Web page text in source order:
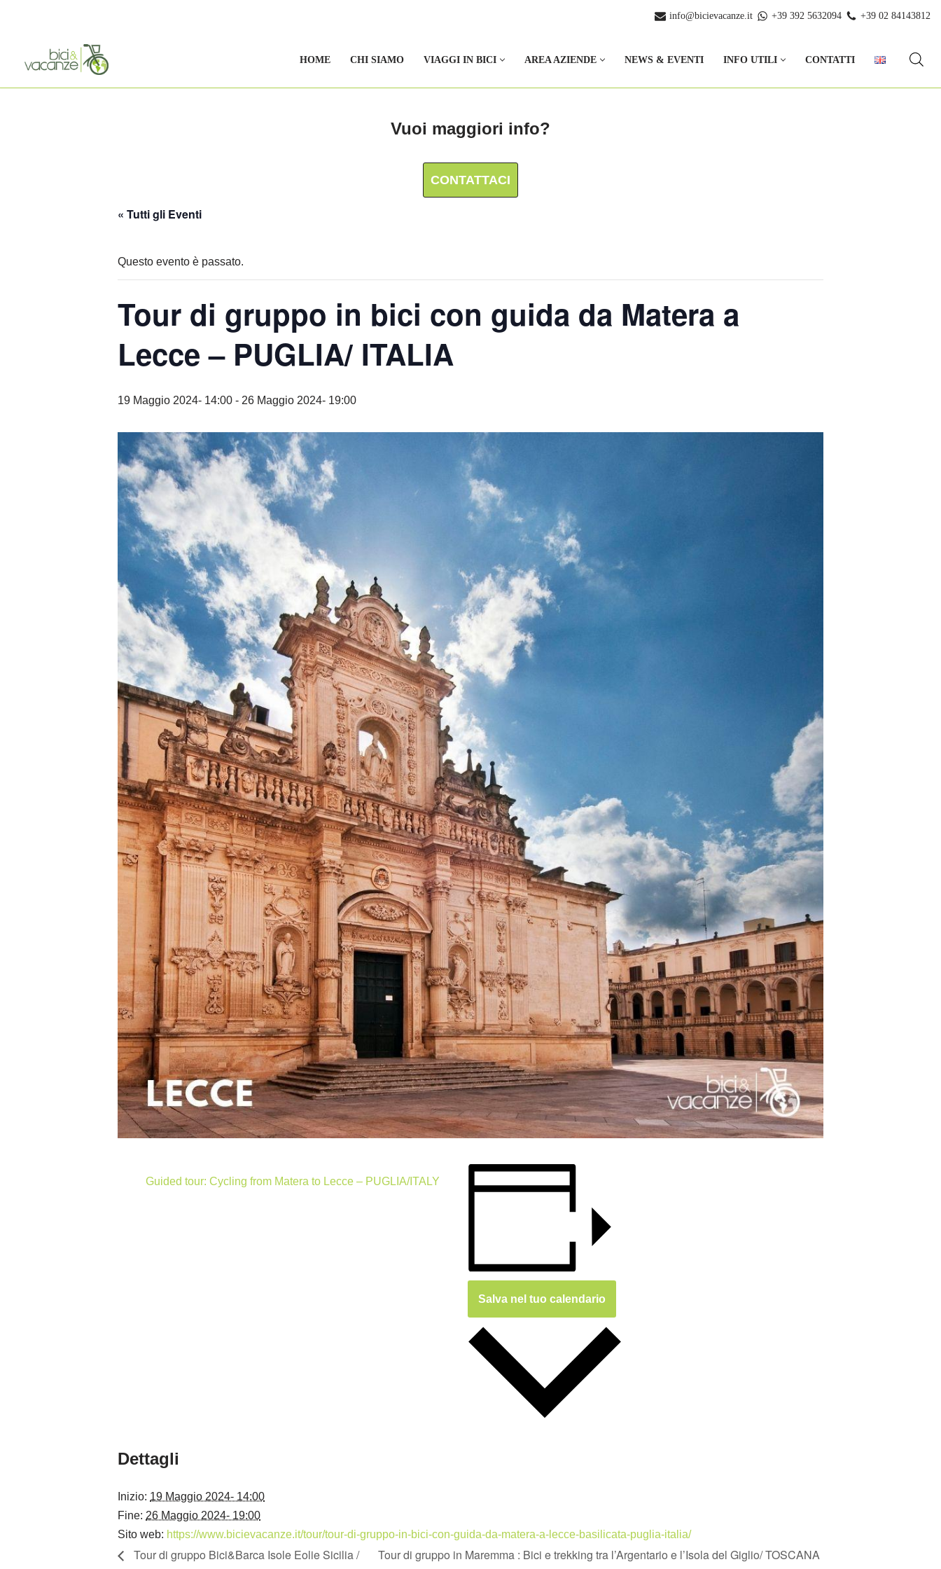
info@bicievacanze.it +39 392 5632094 +39 02 84143812
HOME CHI SIAMO VIAGGI IN BICI AREA AZIENDE NEWS & EVENTI INFO UTILI CONTATTI
Vuoi maggiori info?
CONTATTACI
« Tutti gli Eventi
Questo evento è passato.
Tour di gruppo in bici con guida da Matera a
Lecce – PUGLIA/ ITALIA
19 Maggio 2024- 14:00 - 26 Maggio 2024- 19:00
Guided tour: Cycling from Matera to Lecce – PUGLIA/ITALY
Salva nel tuo calendario
Dettagli
Inizio: 19 Maggio 2024- 14:00
Fine: 26 Maggio 2024- 19:00
Sito web: https://www.bicievacanze.it/tour/tour-di-gruppo-in-bici-con-guida-da-matera-a-lecce-basilicata-puglia-italia/
Tour di gruppo Bici&Barca Isole Eolie Sicilia /
Tour di gruppo in Maremma : Bici e trekking tra l’Argentario e l’Isola del Giglio/ TOSCANA